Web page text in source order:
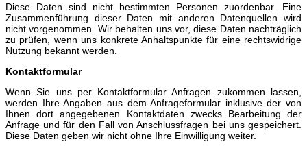
Diese Daten sind nicht bestimmten Personen zuordenbar. Eine
Zusammenführung dieser Daten mit anderen Datenquellen wird
nicht vorgenommen. Wir behalten uns vor, diese Daten nachträglich
zu prüfen, wenn uns konkrete Anhaltspunkte für eine rechtswidrige
Nutzung bekannt werden.
Kontaktformular
Wenn Sie uns per Kontaktformular Anfragen zukommen lassen,
werden Ihre Angaben aus dem Anfrageformular inklusive der von
Ihnen dort angegebenen Kontaktdaten zwecks Bearbeitung der
Anfrage und für den Fall von Anschlussfragen bei uns gespeichert.
Diese Daten geben wir nicht ohne Ihre Einwilligung weiter.